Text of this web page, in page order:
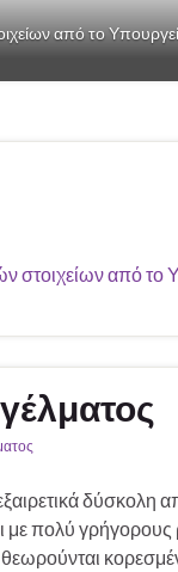
από το
από το
δύσκολη
με πολύ